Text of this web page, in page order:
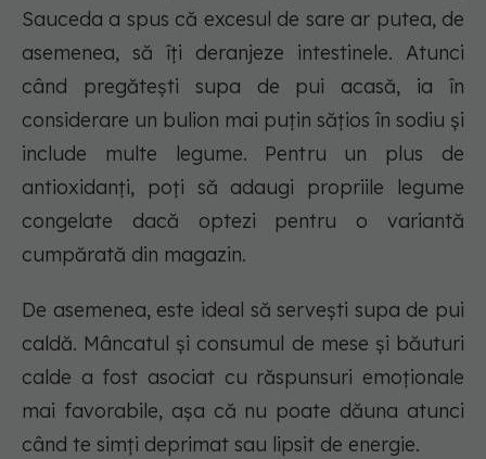
Sauceda a spus că excesul de sare ar putea, de
asemenea, să îți deranjeze intestinele. Atunci
când pregătești supa de pui acasă, ia în
considerare un bulion mai puțin sățios în sodiu și
include multe legume. Pentru un plus de
antioxidanți, poți să adaugi propriile legume
congelate dacă optezi pentru o variantă
cumpărată din magazin.
De asemenea, este ideal să servești supa de pui
caldă. Mâncatul și consumul de mese și băuturi
calde a fost asociat cu răspunsuri emoționale
mai favorabile, așa că nu poate dăuna atunci
când te simți deprimat sau lipsit de energie.